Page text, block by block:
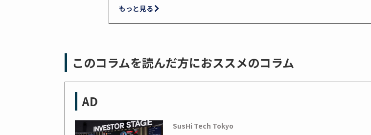
もっと見る
このコラムを読んだ方におススメのコラム
AD
SusHi Tech Tokyo